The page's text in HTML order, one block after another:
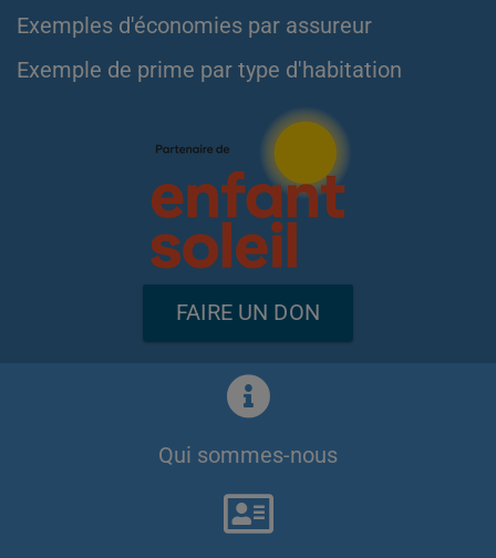
Exemples d'économies par assureur
Exemple de prime par type d'habitation
FAIRE UN DON
Qui sommes-nous